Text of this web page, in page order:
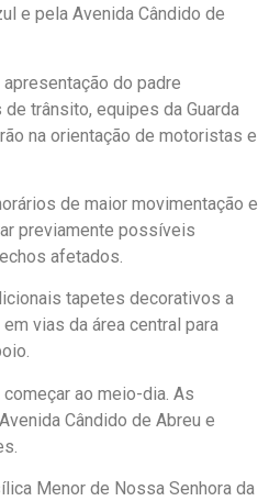
e pela Avenida Cândido de
do padre
trânsito, equipes da Guarda
na orientação de motoristas e
de maior movimentação e
previamente possíveis
afetados.
tapetes decorativos a
vias da área central para
ao meio-dia. As
Cândido de Abreu e
Menor de Nossa Senhora da